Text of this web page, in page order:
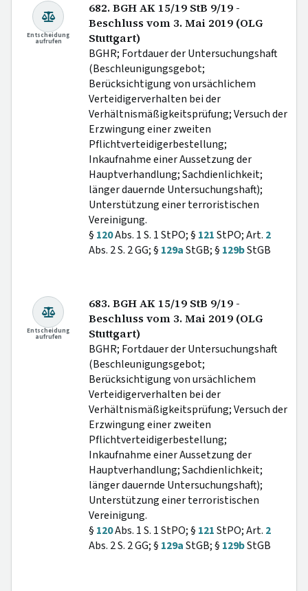
Entscheidung
aufrufen
682. BGH AK 15/19 StB 9/19 -
Beschluss vom 3. Mai 2019 (OLG
Stuttgart)
BGHR; Fortdauer der Untersuchungshaft
(Beschleunigungsgebot;
Berücksichtigung von ursächlichem
Verteidigerverhalten bei der
Verhältnismäßigkeitsprüfung; Versuch der
Erzwingung einer zweiten
Pflichtverteidigerbestellung;
Inkaufnahme einer Aussetzung der
Hauptverhandlung; Sachdienlichkeit;
länger dauernde Untersuchungshaft);
Unterstützung einer terroristischen
Vereinigung.
§ 120Abs. 1 S. 1 StPO; § 121StPO; Art. 2
Abs. 2 S. 2 GG; § 129aStGB; § 129bStGB
Entscheidung
aufrufen
683. BGH AK 15/19 StB 9/19 -
Beschluss vom 3. Mai 2019 (OLG
Stuttgart)
BGHR; Fortdauer der Untersuchungshaft
(Beschleunigungsgebot;
Berücksichtigung von ursächlichem
Verteidigerverhalten bei der
Verhältnismäßigkeitsprüfung; Versuch der
Erzwingung einer zweiten
Pflichtverteidigerbestellung;
Inkaufnahme einer Aussetzung der
Hauptverhandlung; Sachdienlichkeit;
länger dauernde Untersuchungshaft);
Unterstützung einer terroristischen
Vereinigung.
§ 120Abs. 1 S. 1 StPO; § 121StPO; Art. 2
Abs. 2 S. 2 GG; § 129aStGB; § 129bStGB